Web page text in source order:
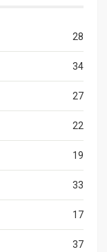
28
34
27
22
19
33
17
37